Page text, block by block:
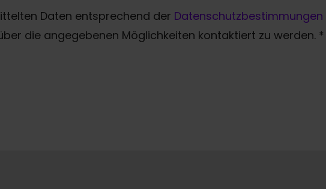
Daten entsprechend der Datenschutzbestimmungen
die angegebenen Möglichkeiten kontaktiert zu werden. *